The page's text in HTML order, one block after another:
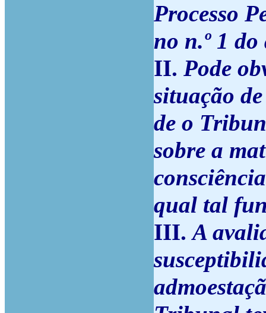
Processo
no n.º 1
II. Pode
situação
de o
sobre a
qual tal
III.A